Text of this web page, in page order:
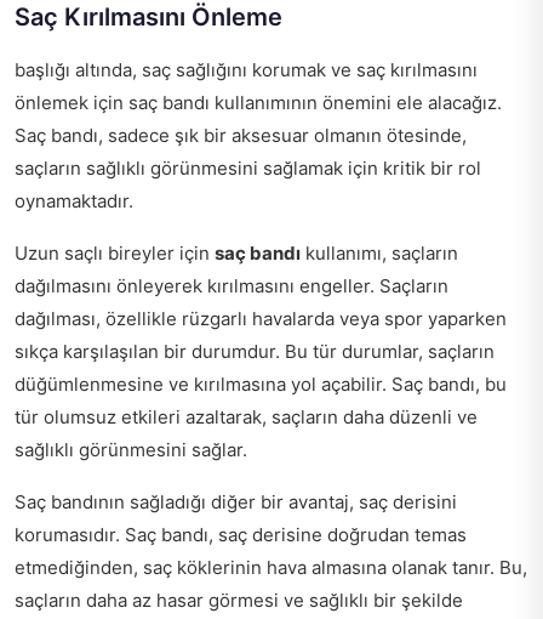
Saç Kırılmasını Önleme
başlığı altında, saç sağlığını korumak ve saç kırılmasını
önlemek için saç bandı kullanımının önemini ele alacağız.
Saç bandı, sadece şık bir aksesuar olmanın ötesinde,
saçların sağlıklı görünmesini sağlamak için kritik bir rol
oynamaktadır.
Uzun saçlı bireyler için saç bandı kullanımı, saçların
dağılmasını önleyerek kırılmasını engeller. Saçların
dağılması, özellikle rüzgarlı havalarda veya spor yaparken
sıkça karşılaşılan bir durumdur. Bu tür durumlar, saçların
düğümlenmesine ve kırılmasına yol açabilir. Saç bandı, bu
tür olumsuz etkileri azaltarak, saçların daha düzenli ve
sağlıklı görünmesini sağlar.
Saç bandının sağladığı diğer bir avantaj, saç derisini
korumasıdır. Saç bandı, saç derisine doğrudan temas
etmediğinden, saç köklerinin hava almasına olanak tanır. Bu,
saçların daha az hasar görmesi ve sağlıklı bir şekilde